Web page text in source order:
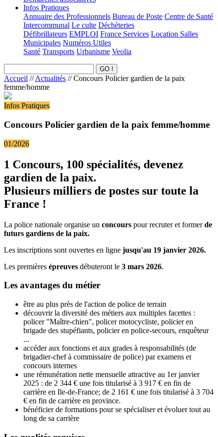
Infos Pratiques
Annuaire des Professionnels Bureau de Poste Centre de Santé
Intercommunal Le culte Déchèteries
Défibrillateurs EMPLOI France Services Location Salles
Municipales Numéros Utiles
Santé Transports Urbanisme Veolia
Accueil //Actualités // Concours Policier gardien de la paix
femme/homme
Infos Pratiques
Concours Policier gardien de la paix femme/homme
01/2026
1 Concours, 100 spécialités, devenez
gardien de la paix.
Plusieurs milliers de postes sur toute la
France !
La police nationale organise un concours pour recruter et formerde
futurs gardiens de la paix.
Les inscriptions sont ouvertes en ligne jusqu'au 19 janvier 2026.
Les premières épreuves débuteront le 3 mars 2026.
Les avantages du métier
être au plus près de l'action de police de terrain
découvrir la diversité des métiers aux multiples facettes :
policer "Maître-chien", policer motocycliste, policier en
brigade des stupéfiants, policier en police-secours, enquêteur
...
accéder aux fonctions et aux grades à responsabilités (de
brigadier-chef à commissaire de police) par examens et
concours internes
une rémunération nette mensuelle attractive au 1er janvier
2025 : de 2 344 € une fois titularisé à 3 917 € en fin de
carrière en Ile-de-France; de 2 161 € une fois titularisé à 3 704
€ en fin de carrière en province.
bénéficier de formations pour se spécialiser et évoluer tout au
long de sa carrière